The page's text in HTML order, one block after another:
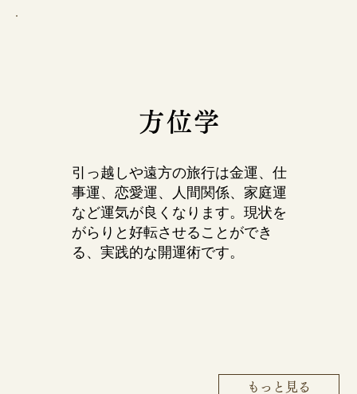
方位学
引っ越しや遠方の旅行は金運、仕
事運、恋愛運、人間関係、家庭運
など運気が良くなります。現状を
がらりと好転させることができ
る、実践的な開運術です。
もっと見る